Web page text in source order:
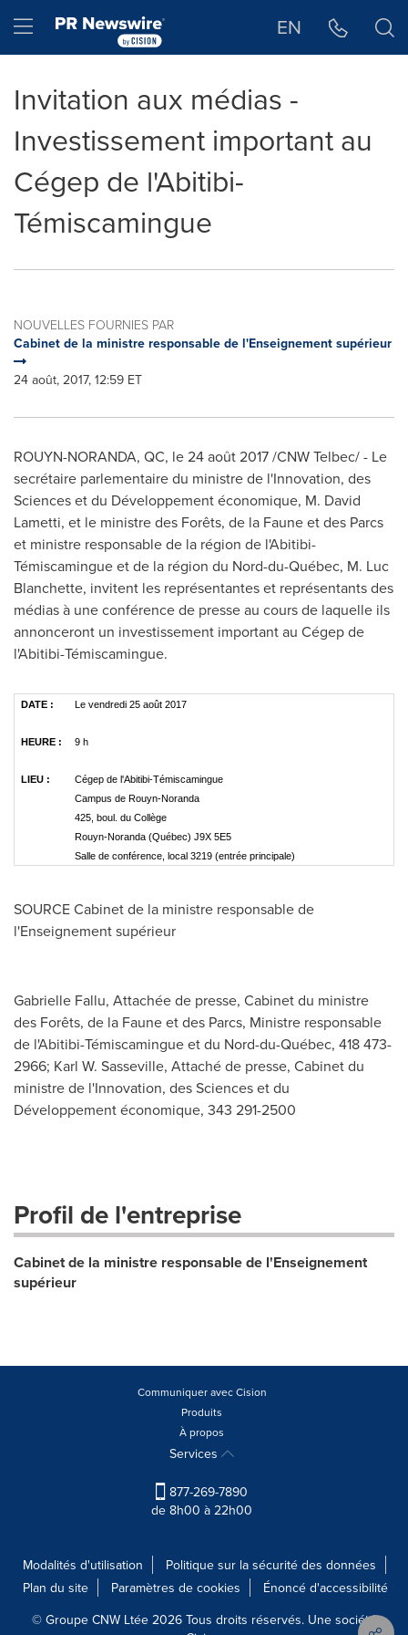
Hamburger menu EN
Invitation aux médias -
Investissement important au
Cégep de l'Abitibi-
Témiscamingue
NOUVELLES FOURNIES PAR
Cabinet de la ministre responsable de l'Enseignement supérieur
24 août, 2017, 12:59 ET
ROUYN-NORANDA, QC, le 24 août 2017 /CNW Telbec/ - Le
secrétaire parlementaire du ministre de l'Innovation, des
Sciences et du Développement économique, M. David
Lametti, et le ministre des Forêts, de la Faune et des Parcs
et ministre responsable de la région de l'Abitibi-
Témiscamingue et de la région du Nord-du-Québec, M. Luc
Blanchette, invitent les représentantes et représentants des
médias à une conférence de presse au cours de laquelle ils
annonceront un investissement important au Cégep de
l'Abitibi-Témiscamingue.
DATE : Le vendredi 25 août 2017
HEURE : 9 h
LIEU :
Cégep de l'Abitibi-Témiscamingue
Campus de Rouyn-Noranda
425, boul. du Collège
Rouyn-Noranda (Québec) J9X 5E5
Salle de conférence, local 3219 (entrée principale)
SOURCE Cabinet de la ministre responsable de
l'Enseignement supérieur
Gabrielle Fallu, Attachée de presse, Cabinet du ministre
des Forêts, de la Faune et des Parcs, Ministre responsable
de l'Abitibi-Témiscamingue et du Nord-du-Québec, 418 473-
2966; Karl W. Sasseville, Attaché de presse, Cabinet du
ministre de l'Innovation, des Sciences et du
Développement économique, 343 291-2500
Profil de l'entreprise
Cabinet de la ministre responsable de l'Enseignement
supérieur
Communiquer avec Cision
Produits
À propos
Services
877-269-7890
de 8h00 à 22h00
Modalités d'utilisation
Politique sur la sécurité des données
Plan du site
Paramètres de cookies
Énoncé d'accessibilité
© Groupe CNW Ltée 2026 Tous droits réservés. Une société